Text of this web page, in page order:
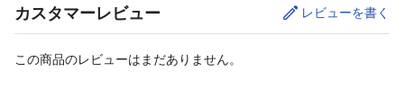
カスタマーレビュー レビューを書く
この商品のレビューはまだありません。